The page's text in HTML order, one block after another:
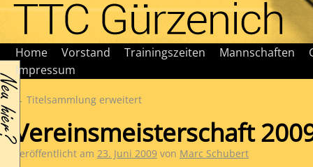
Home Vorstand Trainingszeiten Mannschaften
Impressum
← Titelsammlung erweitert
Vereinsmeisterschaft
Veröffentlicht am 23. Juni 2009 von Marc Schubert